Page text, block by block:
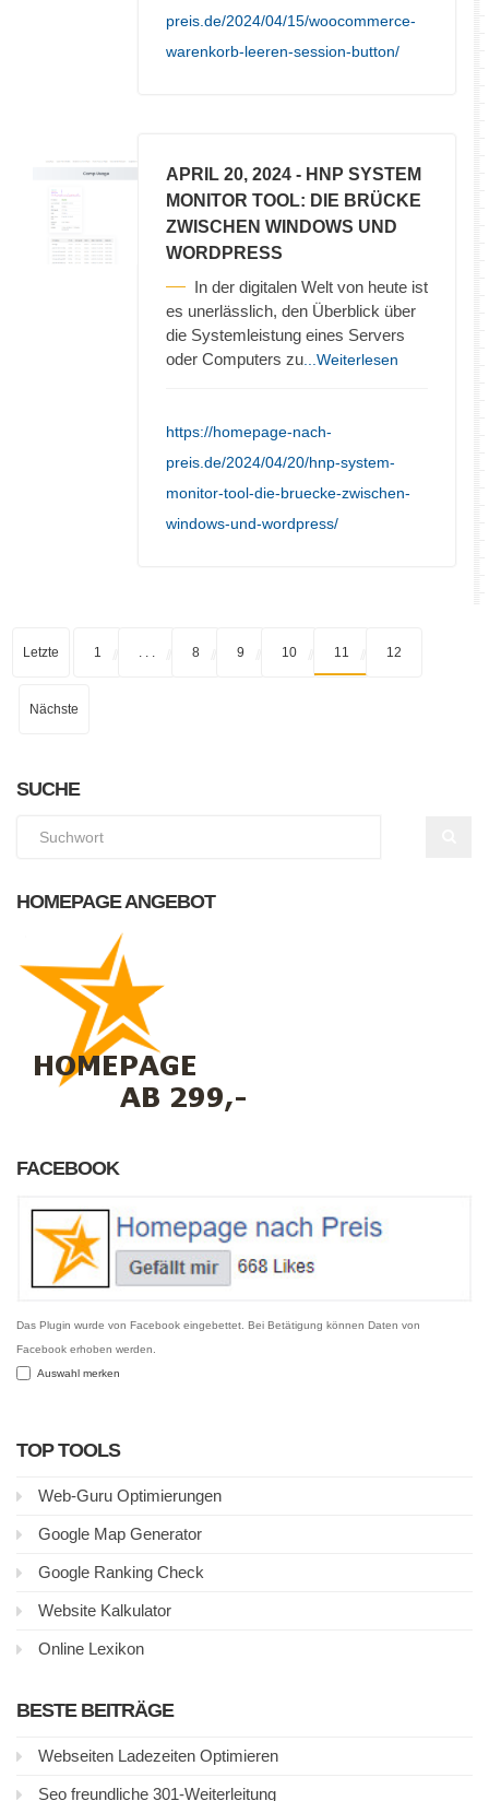
preis.de/2024/04/15/woocommerce-
warenkorb-leeren-session-button/
APRIL 20, 2024 - HNP SYSTEM
MONITOR TOOL: DIE BRÜCKE
ZWISCHEN WINDOWS UND
WORDPRESS
In der digitalen Welt von heute ist
es unerlässlich, den Überblick über
die Systemleistung eines Servers
oder Computers zu ...Weiterlesen
https://homepage-nach-
preis.de/2024/04/20/hnp-system-
monitor-tool-die-bruecke-zwischen-
windows-und-wordpress/
Letzte 1 8 9 10 11 12
Nächste
SUCHE
HOMEPAGE ANGEBOT
FACEBOOK
Das Plugin wurde von Facebook eingebettet. Bei Betätigung können Daten von
Facebook erhoben werden.
Auswahl merken
TOP TOOLS
Web-Guru Optimierungen
Google Map Generator
Google Ranking Check
Website Kalkulator
Online Lexikon
BESTE BEITRÄGE
Webseiten Ladezeiten Optimieren
Seo freundliche 301-Weiterleitung